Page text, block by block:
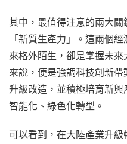
其中，最值得注意的兩大
「新質生產力」。這兩個
來格外陌生，卻是掌握未
來說，便是強調科技創新
升級改造，並積極培育新興
智能化、綠色化轉型。
可以看到，在大陸產業升